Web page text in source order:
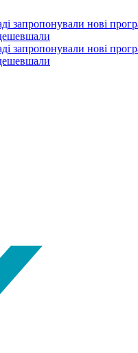
запропонували нові
запропонували нові